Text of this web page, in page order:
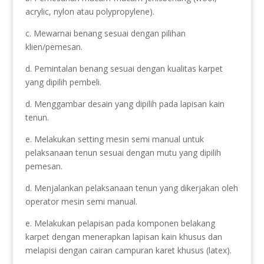
acrylic, nylon atau polypropylene).
c. Mewarnai benang sesuai dengan pilihan
klien/pemesan.
d. Pemintalan benang sesuai dengan kualitas karpet
yang dipilih pembeli.
d. Menggambar desain yang dipilih pada lapisan kain
tenun.
e. Melakukan setting mesin semi manual untuk
pelaksanaan tenun sesuai dengan mutu yang dipilih
pemesan.
d. Menjalankan pelaksanaan tenun yang dikerjakan oleh
operator mesin semi manual.
e. Melakukan pelapisan pada komponen belakang
karpet dengan menerapkan lapisan kain khusus dan
melapisi dengan cairan campuran karet khusus (latex).